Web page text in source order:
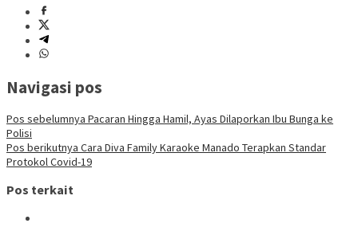
Navigasi pos
Pos sebelumnya Pacaran Hingga Hamil, Ayas Dilaporkan Ibu Bunga ke
Polisi
Pos berikutnya Cara Diva Family Karaoke Manado Terapkan Standar
Protokol Covid-19
Pos terkait